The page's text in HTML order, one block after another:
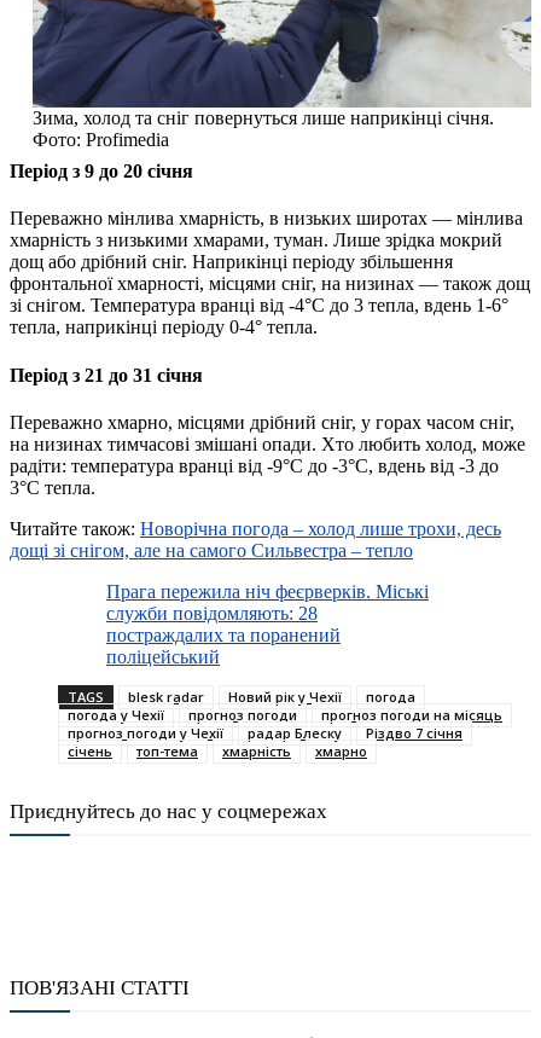
Зима, холод та сніг повернуться лише наприкінці січня.
Фото: Profimedia
Період з 9 до 20 січня
Переважно мінлива хмарність, в низьких широтах — мінлива
хмарність з низькими хмарами, туман. Лише зрідка мокрий
дощ або дрібний сніг. Наприкінці періоду збільшення
фронтальної хмарності, місцями сніг, на низинах — також дощ
зі снігом. Температура вранці від -4°C до 3 тепла, вдень 1-6°
тепла, наприкінці періоду 0-4° тепла.
Період з 21 до 31 січня
Переважно хмарно, місцями дрібний сніг, у горах часом сніг,
на низинах тимчасові змішані опади. Хто любить холод, може
радіти: температура вранці від -9°С до -3°C, вдень від -3 до
3°С тепла.
Читайте також: Новорічна погода – холод лише трохи, десь
дощі зі снігом, але на самого Сильвестра – тепло
Прага пережила ніч феєрверків. Міські
служби повідомляють: 28
постраждалих та поранений
поліцейський
TAGS blesk radar Новий рік у Чехії
погода
погода у Чехії
прогноз погоди
прогноз погоди на місяць
прогноз погоди у Чехії
радар Блеску
Різдво 7 січня
січень
топ-тема хмарність хмарно
Приєднуйтесь до нас у соцмережах
ПОВ'ЯЗАНІ СТАТТІ